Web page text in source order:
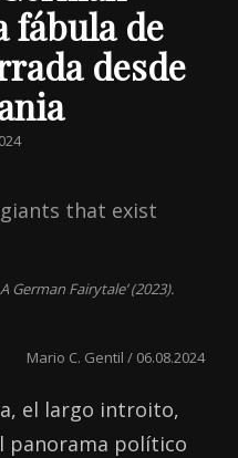
fábula de
desde
German Fairytale’ (2023).
Mario C. Gentil / 06.08.2024
el largo introito,
panorama político